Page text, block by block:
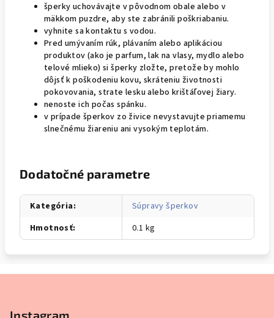
šperky uchovávajte v pôvodnom obale alebo v
mäkkom puzdre, aby ste zabránili poškriabaniu.
vyhnite sa kontaktu s vodou.
Pred umývaním rúk, plávaním alebo aplikáciou
produktov (ako je parfum, lak na vlasy, mydlo alebo
telové mlieko) si šperky zložte, pretože by mohlo
dôjsť k poškodeniu kovu, skráteniu životnosti
pokovovania, strate lesku alebo krištáľovej žiary.
nenoste ich počas spánku.
v prípade šperkov zo živice nevystavujte priamemu
slnečnému žiareniu ani vysokým teplotám.
Dodatočné parametre
Kategória:
Súpravy šperkov
Hmotnosť: 0.1 kg
Instagram